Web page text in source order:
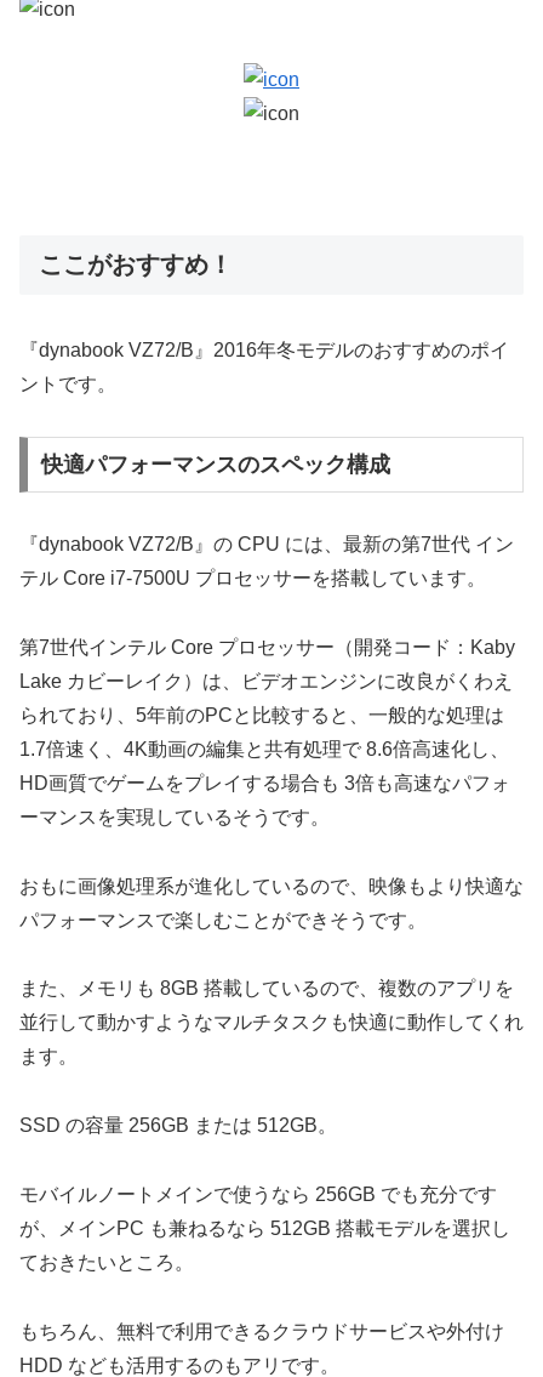
ここがおすすめ！
『dynabook VZ72/B』2016年冬モデルのおすすめのポイ
ントです。
快適パフォーマンスのスペック構成
『dynabook VZ72/B』の CPU には、最新の第7世代 イン
テル Core i7-7500U プロセッサーを搭載しています。
第7世代インテル Core プロセッサー（開発コード：Kaby
Lake カビーレイク）は、ビデオエンジンに改良がくわえ
られており、5年前のPCと比較すると、一般的な処理は
1.7倍速く、4K動画の編集と共有処理で 8.6倍高速化し、
HD画質でゲームをプレイする場合も 3倍も高速なパフォ
ーマンスを実現しているそうです。
おもに画像処理系が進化しているので、映像もより快適な
パフォーマンスで楽しむことができそうです。
また、メモリも 8GB 搭載しているので、複数のアプリを
並行して動かすようなマルチタスクも快適に動作してくれ
ます。
SSD の容量 256GB または 512GB。
モバイルノートメインで使うなら 256GB でも充分です
が、メインPC も兼ねるなら 512GB 搭載モデルを選択し
ておきたいところ。
もちろん、無料で利用できるクラウドサービスや外付け
HDD なども活用するのもアリです。